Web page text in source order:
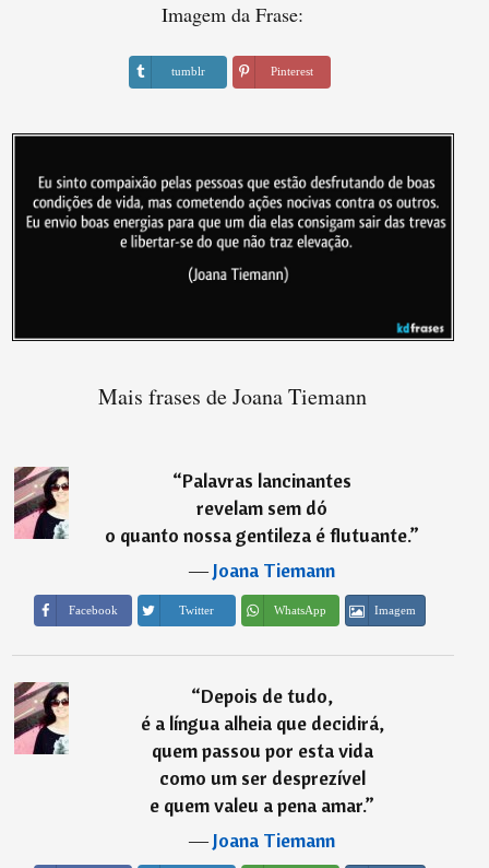
Imagem da Frase:
tumblr Pinterest
Mais frases de Joana Tiemann
“Palavras lancinantes
revelam sem dó
o quanto nossa gentileza é flutuante.”
―Joana Tiemann
Facebook Twitter WhatsApp Imagem
“Depois de tudo,
é a língua alheia que decidirá,
quem passou por esta vida
como um ser desprezível
e quem valeu a pena amar.”
―Joana Tiemann